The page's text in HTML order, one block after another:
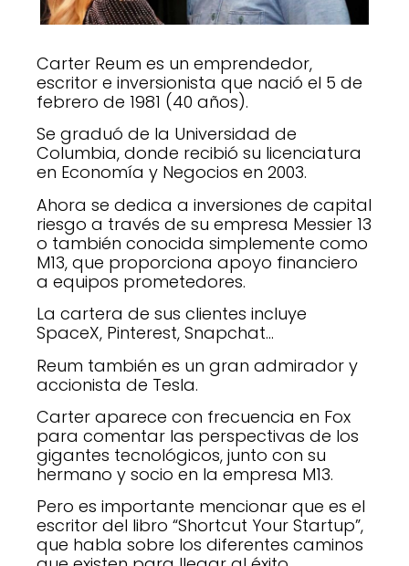
Carter Reum es un emprendedor,
escritor e inversionista que nació el 5 de
febrero de 1981 (40 años).
Se graduó de la Universidad de
Columbia, donde recibió su licenciatura
en Economía y Negocios en 2003.
Ahora se dedica a inversiones de capital
riesgo a través de su empresa Messier 13
o también conocida simplemente como
M13, que proporciona apoyo financiero
a equipos prometedores.
La cartera de sus clientes incluye
SpaceX, Pinterest, Snapchat…
Reum también es un gran admirador y
accionista de Tesla.
Carter aparece con frecuencia en Fox
para comentar las perspectivas de los
gigantes tecnológicos, junto con su
hermano y socio en la empresa M13.
Pero es importante mencionar que es el
escritor del libro “Shortcut Your Startup”,
que habla sobre los diferentes caminos